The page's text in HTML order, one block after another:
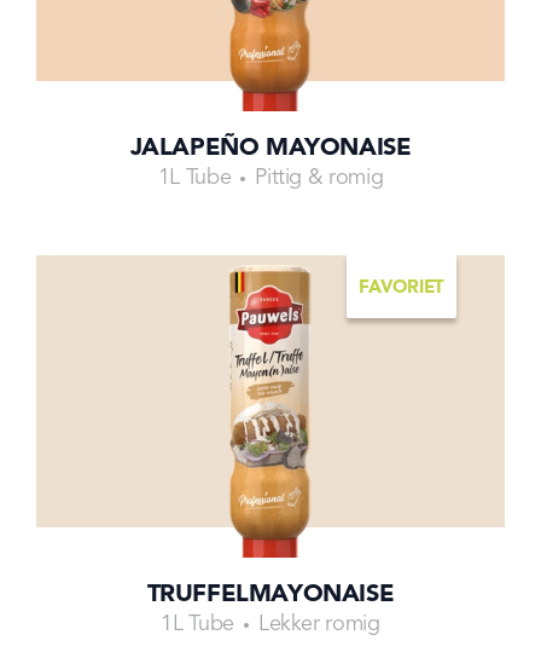
JALAPEÑO MAYONAISE
1L Tube Pittig & romig
FAVORIET
TRUFFELMAYONAISE
1L Tube Lekker romig